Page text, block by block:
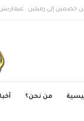
خورخي ميسي والد النجم
من نحن؟